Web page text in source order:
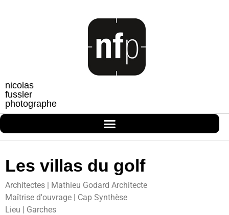
nicolas
fussler
photographe
Les villas du golf
Architectes | Mathieu Godard Architecte
Maîtrise d'ouvrage | Cap Synthèse
Lieu | Garches